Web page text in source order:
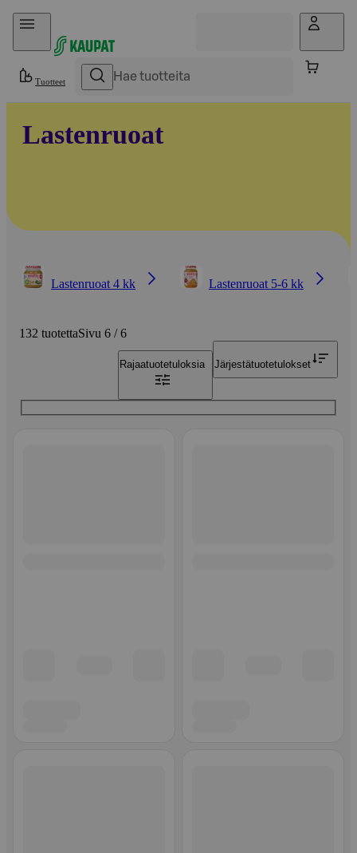
Hyppää sisältöön
Tuotteet
Lastenruoat
Lastenruoat 4 kk Lastenruoat 5-6 kk
132 tuotettaSivu 6 / 6
Rajaatuotetuloksia Järjestätuotetulokset